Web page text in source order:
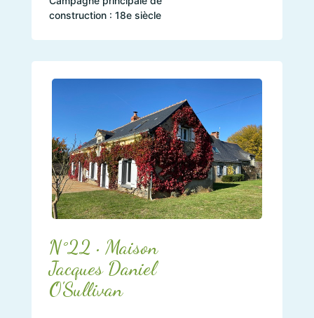
construction : 18e siècle
N°22 • Maison
Jacques Daniel
O'Sullivan